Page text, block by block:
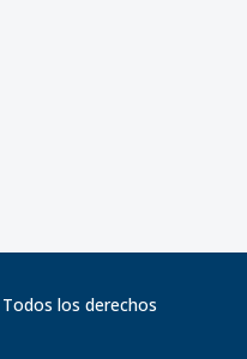
Todos los derechos